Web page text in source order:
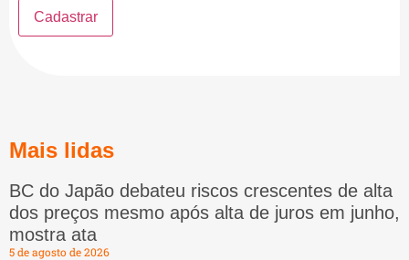
Mais lidas
BC do Japão debateu riscos crescentes de alta
dos preços mesmo após alta de juros em junho,
mostra ata
5 de agosto de 2026